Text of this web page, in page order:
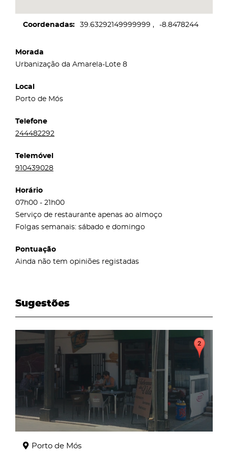
Coordenadas 39.63292149999999 -8.8478244
Morada
Urbanização da Amarela-Lote 8
Local
Porto de Mós
Telefone
244482292
Telemóvel
910439028
Horário
07h00 - 21h00
Serviço de restaurante apenas ao almoço
Folgas semanais: sábado e domingo
Pontuação
Ainda não tem opiniões registadas
Sugestões
page
Porto de Mós